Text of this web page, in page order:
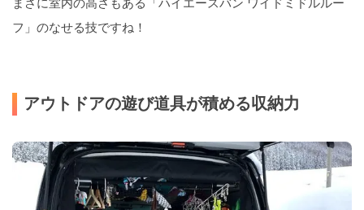
まさに室内の高さもある「ハイエースバン ワイドミドルルー
フ」のなせる技ですね！
アウトドアの遊び道具が積める収納力